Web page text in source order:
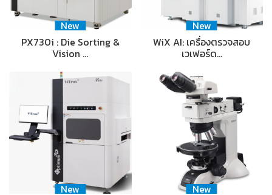
New
PX730i : Die Sorting &
Vision …
New
WiX AI: เครื่องตรวจสอบ
เวเฟอร์ด…
New
New